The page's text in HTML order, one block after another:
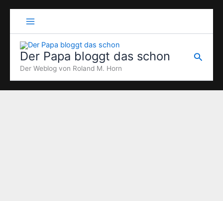
Der Papa bloggt das schon
Der Weblog von Roland M. Horn